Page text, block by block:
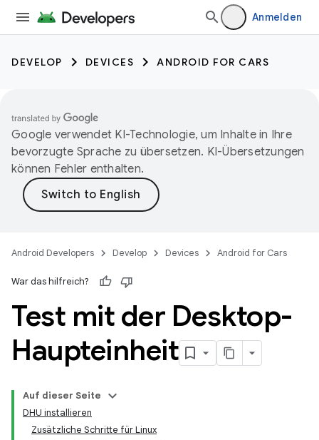
Anmelden
DEVELOP DEVICES ANDROID FOR CARS
Google verwendet KI-Technologie, um Inhalte in Ihre
bevorzugte Sprache zu übersetzen. KI-Übersetzungen
können Fehler enthalten.
Android Developers Develop Devices Android for Cars
War das hilfreich?
Test mit der Desktop-
Haupteinheit
Auf dieser Seite
DHU installieren
Zusätzliche Schritte für Linux